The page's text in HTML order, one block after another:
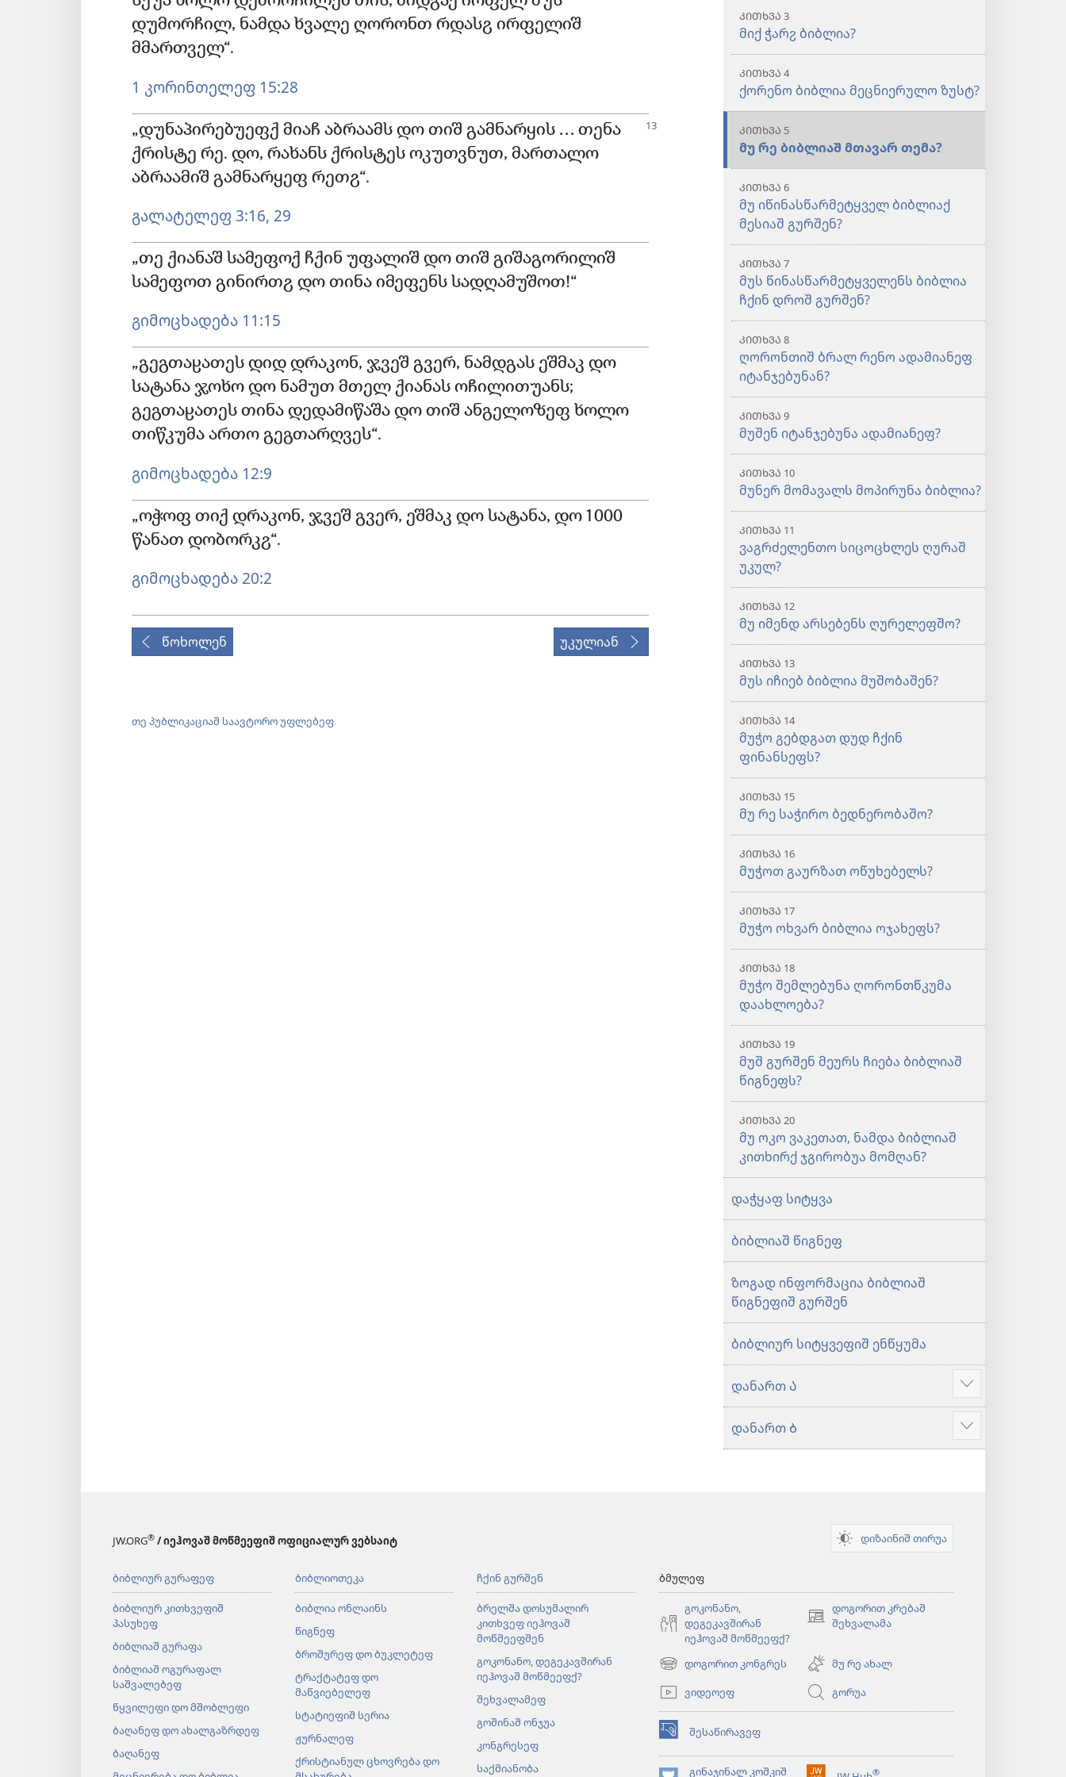
დუმორჩილ, ნამდა ხვალე ღორონთ რდასჷ ირფელიშ
მმართველ“.
1 კორინთელეფ 15:28
„დუნაპირებუეფქ მიაჩ აბრაამს დო თიშ გამნარყის … თენა
ქრისტე რე. დო, რახანს ქრისტეს ოკუთვნუთ, მართალო
აბრაამიშ გამნარყეფ რეთჷ“.
გალატელეფ 3:16, 29
„თე ქიანაშ სამეფოქ ჩქინ უფალიშ დო თიშ გიშაგორილიშ
სამეფოთ გინირთჷ დო თინა იმეფენს სადღამუშოთ!“
გიმოცხადება 11:15
„გეგთაჸათეს დიდ დრაკონ, ჯვეშ გვერ, ნამდგას ეშმაკ დო
სატანა ჯოხო დო ნამუთ მთელ ქიანას ოჩილითუანს;
გეგთაჸათეს თინა დედამიწაშა დო თიშ ანგელოზეფ ხოლო
თიწკუმა ართო გეგთარღვეს“.
გიმოცხადება 12:9
„ოჭოფ თიქ დრაკონ, ჯვეშ გვერ, ეშმაკ დო სატანა, დო 1 000
წანათ დობორკჷ“.
გიმოცხადება 20:2
წოხოლენ უკულიან
თე პუბლიკაციაშ საავტორო უფლებეფ
ᲙᲘᲗᲮᲕᲐ 3
მიქ ჭარჷ ბიბლია?
ᲙᲘᲗᲮᲕᲐ 4
ქორენო ბიბლია მეცნიერულო ზუსტ?
ᲙᲘᲗᲮᲕᲐ 5
მუ რე ბიბლიაშ მთავარ თემა?
ᲙᲘᲗᲮᲕᲐ 6
მუ იწინასწარმეტყველ ბიბლიაქ
მესიაშ გურშენ?
ᲙᲘᲗᲮᲕᲐ 7
მუს წინასწარმეტყველენს ბიბლია
ჩქინ დროშ გურშენ?
ᲙᲘᲗᲮᲕᲐ 8
ღორონთიშ ბრალ რენო ადამიანეფ
იტანჯებუნან?
ᲙᲘᲗᲮᲕᲐ 9
მუშენ იტანჯებუნა ადამიანეფ?
ᲙᲘᲗᲮᲕᲐ 10
მუნერ მომავალს მოპირუნა ბიბლია?
ᲙᲘᲗᲮᲕᲐ 11
ვაგრძელენთო სიცოცხლეს ღურაშ
უკულ?
ᲙᲘᲗᲮᲕᲐ 12
მუ იმენდ არსებენს ღურელეფშო?
ᲙᲘᲗᲮᲕᲐ 13
მუს იჩიებ ბიბლია მუშობაშენ?
ᲙᲘᲗᲮᲕᲐ 14
მუჭო გებდგათ დუდ ჩქინ
ფინანსეფს?
ᲙᲘᲗᲮᲕᲐ 15
მუ რე საჭირო ბედნერობაშო?
ᲙᲘᲗᲮᲕᲐ 16
მუჭოთ გაურზათ ოწუხებელს?
ᲙᲘᲗᲮᲕᲐ 17
მუჭო ოხვარ ბიბლია ოჯახეფს?
ᲙᲘᲗᲮᲕᲐ 18
მუჭო შემლებუნა ღორონთწკუმა
დაახლოება?
ᲙᲘᲗᲮᲕᲐ 19
მუშ გურშენ მეურს ჩიება ბიბლიაშ
წიგნეფს?
ᲙᲘᲗᲮᲕᲐ 20
მუ ოკო ვაკეთათ, ნამდა ბიბლიაშ
კითხირქ ჯგირობუა მომღან?
დაჭყაფ სიტყვა
ბიბლიაშ წიგნეფ
ზოგად ინფორმაცია ბიბლიაშ
წიგნეფიშ გურშენ
ბიბლიურ სიტყვეფიშ ენწყუმა
დანართ Ა
მეტიშ
ძირაფა
დანართ Ბ
მეტიშ
ძირაფა
JW.ORG® / იეჰოვაშ მოწმეეფიშ ოფიციალურ ვებსაიტ დიზაინიშ თირუა
ბიბლიურ გურაფეფ
ბიბლიურ კითხვეფიშ
პასუხეფ
ბიბლიაშ გურაფა
ბიბლიაშ ოგურაფალ
საშვალებეფ
წყვილეფი დო მშობლეფი
ბაღანეფ დო ახალგაზრდეფ
ბაღანეფ
ბიბლიოთეკა
ბიბლია ონლაინს
წიგნეფ
ბროშურეფ დო ბუკლეტეფ
ტრაქტატეფ დო
მაწვიებელეფ
სტატიეფიშ სერია
ჟურნალეფ
ქრისტიანულ ცხოვრება დო
ჩქინ გურშენ
ბრელშა დოსუმალირ
კითხვეფ იეჰოვაშ
მოწმეეფშენ
გოკონანო, დეგეკავშირან
იეჰოვაშ მოწმეეფქ?
შეხვალამეფ
გოშინაშ ონჯუა
კონგრესეფ
საქმიანობა
ბმულეფ
გოკონანო,
დეგეკავშირან
იეჰოვაშ მოწმეეფქ?
დოგორით კრებაშ
შეხვალამა
(ახალ
გონწყუმა)
დოგორით კონგრეს
(ახალ
ფანჯარაშ
გონწყუმა)
მუ რე ახალ
ვიდეოეფ
გორუა
შესაწირავეფ
(ახალ
ფანჯარაშ
გონწყუმა)გინაჯინალ კოშკიშ ®